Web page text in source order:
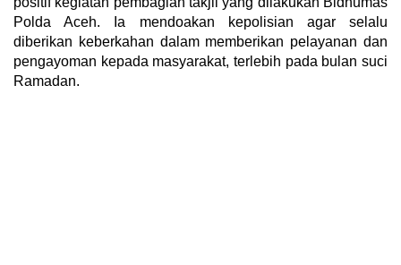
Polda Aceh. Ia mendoakan kepolisian agar selalu
diberikan keberkahan dalam memberikan pelayanan dan
pengayoman kepada masyarakat, terlebih pada bulan suci
Ramadan.